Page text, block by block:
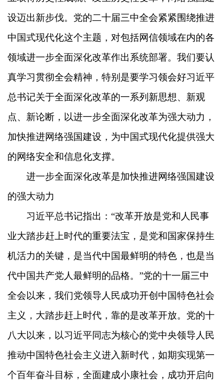
设迈出新步伐。党的二十届三中全会紧紧围绕推进
中国式现代化这个主题，对包括网信领域在内的各
领域进一步全面深化改革作出系统部署。我们要认
真学习贯彻全会精神，特别是要学习领会好习近平
总书记关于全面深化改革的一系列新思想、新观
点、新论断，以进一步全面深化改革为强大动力，
加快推进网络强国建设，为中国式现代化提供强大
的网络安全和信息化支撑。
进一步全面深化改革是加快推进网络强国建设
的强大动力
习近平总书记指出：“改革开放是党和人民事
业大踏步赶上时代的重要法宝，是党和国家保持生
机活力的关键，是当代中国最鲜明的特色，也是当
代中国共产党人最鲜明的品格。”党的十一届三中
全会以来，我们党领导人民成功开创中国特色社会
主义，大踏步赶上时代，靠的是改革开放。党的十
八大以来，以习近平同志为核心的党中央领导人民
推动中国特色社会主义进入新时代，如期实现第一
个百年奋斗目标，全面建成小康社会，成功开启向